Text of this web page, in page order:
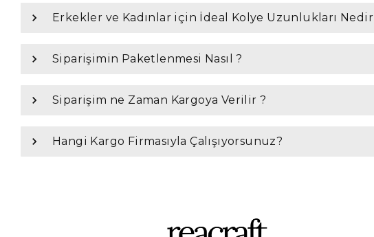
Erkekler ve Kadınlar için İdeal Kolye Uzunlukları
Siparişimin Paketlenmesi Nasıl ?
Siparişim ne Zaman Kargoya Verilir ?
Hangi Kargo Firmasıyla Çalışıyorsunuz?